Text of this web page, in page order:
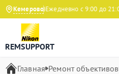
Кемерово
на Яндекс Ежедневно с 9:00 до 21:00
REMSUPPORT
Главная Ремонт объективов